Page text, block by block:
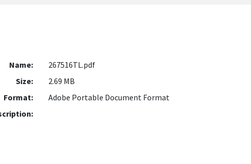
Name:
267516TL.pdf
Size:
2.69 MB
Format:
Adobe Portable Document Format